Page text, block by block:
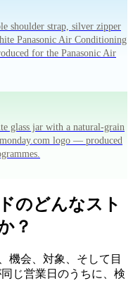
shoulder strap, silver zipper
Panasonic Air Conditioning
for the Panasonic Air
glass jar with a natural-grain
logo — produced
のどんなスト
？
機会、対象、そして目
じ営業日のうちに、検